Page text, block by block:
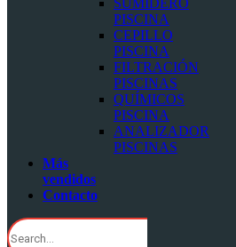
SUMIDERO
PISCINA
CEPILLO
PISCINA
FILTRACIÓN
PISCINAS
QUÍMICOS
PISCINA
ANALIZADOR
PISCINAS
Más
vendidos
Contacto